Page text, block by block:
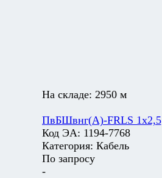
На складе: 2950 м
ПвБШвнг(А)-FRLS 1х2,5
Код ЭА: 1194-7768
Категория: Кабель
По запросу
-